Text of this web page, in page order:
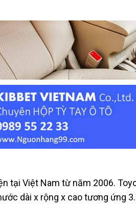
tại Việt Nam từ năm 2006.
dài x rộng x cao tương ứng